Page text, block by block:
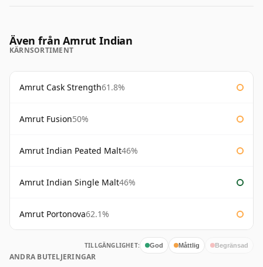
Även från Amrut Indian
KÄRNSORTIMENT
Amrut Cask Strength61.8%
Amrut Fusion50%
Amrut Indian Peated Malt46%
Amrut Indian Single Malt46%
Amrut Portonova62.1%
TILLGÄNGLIGHET: God Måttlig Begränsad
ANDRA BUTELJERINGAR